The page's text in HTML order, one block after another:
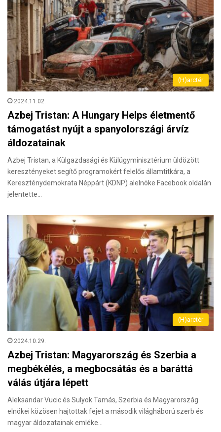
(H)arctér
2024.11.02.
Azbej Tristan: A Hungary Helps életmentő
támogatást nyújt a spanyolországi árvíz
áldozatainak
Azbej Tristan, a Külgazdasági és Külügyminisztérium üldözött
keresztényeket segítő programokért felelős államtitkára, a
Kereszténydemokrata Néppárt (KDNP) alelnöke Facebook oldalán
jelentette…
(H)arctér
2024.10.29.
Azbej Tristan: Magyarország és Szerbia a
megbékélés, a megbocsátás és a baráttá
válás útjára lépett
Aleksandar Vucic és Sulyok Tamás, Szerbia és Magyarország
elnökei közösen hajtottak fejet a második világháború szerb és
magyar áldozatainak emléke…